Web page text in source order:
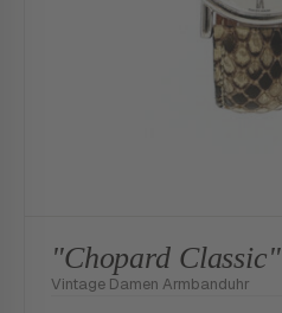
"Chopard Classic"
Vintage Damen Armbanduhr